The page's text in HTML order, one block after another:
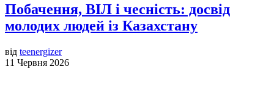
Побачення, ВІЛ і чесність: досвід
молодих людей із Казахстану
від teenergizer
11 Червня 2026